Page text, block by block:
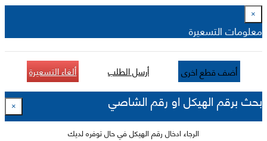
×
معلومات التسعيرة
أضف قطع اخرى أرسل الطلب ألغاء التسعيرة
بحث برقم الهيكل او رقم الشاصي ×
الرجاء ادخال رقم الهيكل في حال توفره لديك